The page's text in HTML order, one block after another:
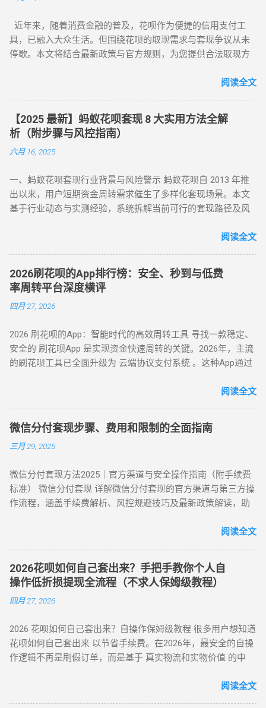
呗：门店扫码套现法，秒到账的快捷操作 对于未触发风控的花
呗账户，最直接的套现方式是通过实体门店完成。 操作步骤如
下： 寻找支持花呗的实体商家 ：如便利店、餐饮店等，确认其
款码，选择花呗支付指定金额。 实时结算 ：商家收到款项后，
扣除手续费将资金转回用户账户。此方法无需复杂流程，资金
秒到账，尤其适合小额至中大额的套现需求，是 “花呗怎么套
现” 最便捷的答案。 二、普通风控账户：线上商城虚拟交易，
绕过限额限制 若花呗账户因使用异常触发普通风控（单笔限额
500-1000 元），可通过线上商城的虚拟交易模式实现套现。 具
风控账户兼容性较高的平台。 创建虚拟订单 ：选购电子卡券、
话费充值等虚拟商品，使用花呗支付。 模拟物流确认 ：商家提
供虚假物流信息后，用户在订单页面点击 “确认收货”。 快速回
法通过模拟真实购物场景，有效规避单笔限额，是 “花呗套现教
程” 中针对普通风控的核心策略。 三、深度风控账户：代付模
式破解，20-100 元也能全额套现 针对仅能支付 20-100 元或完
全无法交易的深度风控账户，代付模式成为终极解决方案。 操
（如小米商城、淘宝天猫），生成代付二维码。 扫码代付 ：用
家确认收款后，扣除手续费将资金转入用户账户。此方法突破
所有风控限制，即使花呗被深度风控也能实现套现，是...
近年来，随着消费金融的普及，花呗作为便捷的信用支付工
具，已融入大众生活。但围绕花呗的取现需求与套现争议从未
停歇。本文将结合最新政策与官方规则，为您提供合法取现方
为何限制套现？官方明令禁止的三大原因 花呗自 2015 年上线
景。以下是套现行为被严格限制的核心原因： 法律风险 ：套现
属于非法资金转移行为，涉及虚构交易、虚假退款等操作，可
能触犯《反洗钱法》及金融监管条例。 账户安全 ：第三方套现
平台常伴随信息泄露、诈骗风险，导致用户资金损失或账户被
结、芝麻分下降，甚至影响个人征信记录。 据 2024 年央行数
据显示，因套现被关闭花呗功能的用户同比增长 37%，部分用
户更因违规操作被列入金融机构黑名单。 二、2025 年花呗取现
付宝于近期升级「备用金」功能，实现花呗额度直接取现至银
行卡。具体操作步骤如下： 入口激活 ：打开支付宝 APP → 点
击「我的」→ 进入「花呗」页面，找到「备用金」开通入口。
额度确认 ：备用金额度与花呗可用额度实时同步（部分用户享
额外专享额度），支持最低 1 元起取。 验证流程 ：按提示完成
刷脸认证，确认利率及还款规则。 资金划转 ：输入取现金额
到账。 关键提示 ： 取现后花呗额度同步扣减，还款与花呗账
单合并，支持随时提前结清且无手续费。 备用金年化利率 7.2%
起，低于多数套现平台的高额手续费（通常达 10%-15%）。
部分用户尝试通过正规手段套现。 以下为常见套现方式： 套现
方式 操作流程 等级 到账时间 虚假交易 通过淘宝店铺刷单后退
款 ★★★★★ 5-30分钟左右 第三方平台 使用「黎明花呗」等
后返现 ★★★☆☆ 5分钟左右 替代方案推荐 ： 信用卡取现 ：
/ 网商贷 ：纯线上信用贷款，额度独立，年化利率低至 7.3%。
亲友代付 ：通过正规消费场景周转资...
阅读全文
【2025 最新】蚂蚁花呗套现 8 大实用方法全解
析（附步骤与风控指南）
六月 16, 2025
一、蚂蚁花呗套现行业背景与风险警示 蚂蚁花呗自 2013 年推
出以来，用户短期资金周转需求催生了多样化套现场景。本文
基于行业动态与实测经验，系统拆解当前可行的套现路径及风
行为存在账户限制风险，需谨慎评估 ）。 二、2025 年花呗套
型 —— 小额应急首选 方法 1：可信商家扫码套现 操作流程 ：
通过资质认证平台获取实名商家收款码（需查验营业执照）；
花呗支付后，商家扣除 8%-15% 手续费实时返现至支付宝 / 微
信。 优势 ：10 分钟极速到账，操作极简 劣势 ：手续费偏高，
案 方法 2：电商平台虚拟卡券套现 操作流程 ： 在淘宝 / 天猫
购买京东 E 卡、加油卡等虚拟商品（单笔≤5000 元）； 通过
“京回收” 等卡券平台以 92-96 折出售，资金秒到银行卡。 优势
政策波动影响 （三）实物交易型 —— 大额资金解决方案 方法类
型 操作核心 手续费区间 适用场景 方法 3：货到返现 购买手机
/ 家电后协商退货 10%-25% 单笔需提现万元以上 方法 4：线下
闪付套现 开通花呗闪付绑定手机 Pay 5%-10% 需实体店铺配合
（四）间接套现策略 —— 隐蔽性优化方案 方法 5：信用卡代还
至银行卡，综合成本 1%-3%+ 信用卡手续费。 方法 6：亲友代
付模式 通过为亲友代购商品实现资金流转，零手续费但依赖人
际关系信任。 三、套现操作速查：3 大高频实用方案对比 方案
钟内 8%-15% ★★★☆☆ 小额紧急周转 虚拟卡券折现 1 小时内
4%-8% ★★★★☆ 日常规律性套现 亲友代付 即时到账 0%
★★★☆☆ 低频次隐私需求 四、2025 年花呗风控破解策略
（实操级指南） （一）行为模拟防监测技巧 金额控制 ：单次
间间隔 ：两次操作间隔≥72 小时，模拟真实消费周期 场景多元
阅读全文
2026刷花呗的App排行榜：安全、秒到与低费
率周转平台深度横评
四月 27, 2026
2026 刷花呗的App：智能时代的高效周转工具 寻找一款稳定、
安全的 刷花呗App 是实现资金快速周转的关键。2026年，主流
的刷花呗工具已全面升级为 云端协议支付系统 。这种App通过
呗额度通过模拟购物流程转化为可提现余额。目前主流App的综
款 多通道备份 隐私加密 在移动支付高度发达的今天，刷花呗
已不再需要传统的线下寻找商家。只需通过手机下载特定的周
转 App 或关注 H5 平台，即可实现“足不出户，额度变现”。
时间 风控抗性 H5 聚合支付系统 动态商户码解析 实时秒到
⭐⭐⭐⭐ 电商代购助手 真实物流单号生成 T+1 隔天 ⭐⭐⭐⭐⭐ 虚
拟卡回购平台 话费/卡券回收 1-2 小时 ⭐⭐⭐ 二、 如何正确使用
时应遵循以下步骤： 实名注册： 优质的刷花呗 App 必...
阅读全文
微信分付套现步骤、费用和限制的全面指南
三月 29, 2025
微信分付套现方法2025｜官方渠道与安全操作指南（附手续费
标准） 微信分付套现 详解微信分付套现的官方渠道与第三方操
作流程，涵盖手续费解析、风控规避技巧及最新政策解读，助
年新规：微信支付强化分付风控，禁止直接套现（引用央行
（第三方支付研究院数据） 主流方式：通过虚拟商品交易（占
比68%）、线下商家合作（占比22%） 二、微信分付套现操作
指南（2025最新流程） 官方渠道：分付还款抵扣（合规但有限
制） 路径：微信→钱包→分付→还款→使用分付额度还款 限
易（主流方法） 选择支持分付的电商平台（如美团、苏宁易
购） 购买电子礼品卡/话费充值（建议≤2000元/笔） 联系回收
商变现，手续费8%-15% 线下商家合作：扫码套现（需深度信
阅读全文
2026花呗如何自己套出来？手把手教你个人自
操作低折损提现全流程（不求人保姆级教程）
四月 27, 2026
2026 花呗如何自己套出来？自操作保姆级教程 很多用户想知道
花呗如何自己套出来 以节省手续费。在2026年，最安全的自操
作逻辑不再是刷假订单，而是基于 真实物流和实物价值 的中
道，用户可以绕过传统商家的层层抽成，实现资金的低折损回
阅读全文